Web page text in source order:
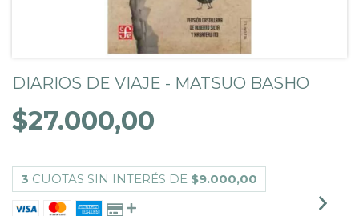
DIARIOS DE VIAJE - MATSUO BASHO
$27.000,00
3 CUOTAS SIN INTERÉS DE $9.000,00